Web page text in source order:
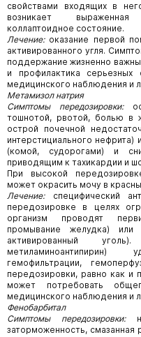
свойствами входящих в
возникает выраженная
коллаптоидное состояние.
Лечение:оказание первой
активированного угля.
поддержание жизненно
и профилактика серьезных
медицинского наблюдения и
Метамизол натрия
Симптомы передозировки:
тошнотой, рвотой, болью в
острой почечной
интерстициального
(комой, судорогами) и
приводящим к тахикардии и
При высокой
может окрасить мочу в
Лечение:специфический
передозировке в целях
организм проводят
промывание желудка) или
активированный
гемофильтрации,
передозировки, равно как и
может потребовать
медицинского наблюдения и
Фенобарбитал
Симптомы передозировки:
заторможенность, смазанная